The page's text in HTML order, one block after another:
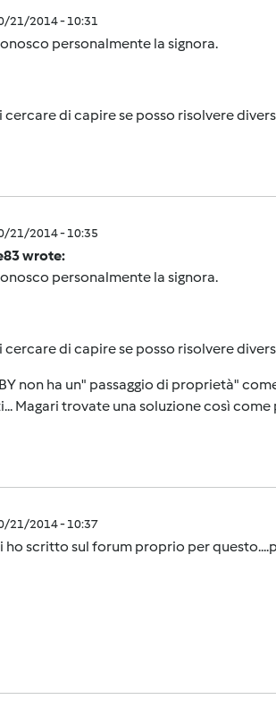
21/2014 - 10:31
personalmente la signora.
cercare di capire se posso risolvere
21/2014 - 10:35
wrote:
personalmente la signora.
cercare di capire se posso risolvere
non ha un" passaggio di proprietà"
Magari trovate una soluzione così come
21/2014 - 10:37
ho scritto sul forum proprio per